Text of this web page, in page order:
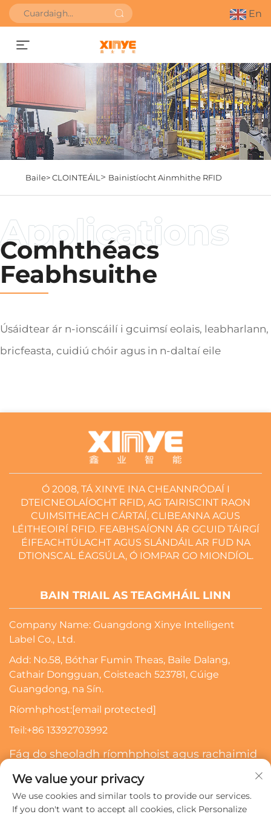
En
Faigh Uathbhreithniú
Baile>CLOINTEÁIL > Bainistíocht Ainmhithe RFID
Comhthéacs
Feabhsuithe
Úsáidtear ár n-ionscáilí i gcuimsí eolais, leabharlann,
bricfeasta, cuidiú chóir agus in n-daltaí eile
Ó 2008, TÁ XINYE INA CHEANNRÓDAÍ I
DTEICNEOLAÍOCHT RFID, AG TAIRISCINT RAON
CUIMSITHEACH CÁRTAÍ, CLIBEANNA AGUS
LÉITHEOIRÍ RFID. FEABHSAÍONN ÁR GCUID TÁIRGÍ
ÉIFEACHTÚLACHT AGUS SLÁNDÁIL AR FUD NA
DTIONSCAL ÉAGSÚLA, Ó IOMPAR GO MIONDÍOL.
BAIN TRIAIL AS TEAGMHÁIL LINN
Company Name: Guangdong Xinye Intelligent
Label Co., Ltd.
Add: No.58, Bóthar Fumin Theas, Baile Dalang,
Cathair Dongguan, Coisteach 523781, Cúige
Guangdong, na Sín.
Ríomhphost:[email protected]
Teil:+86 13392703992
Fág do sheoladh ríomhphoist agus rachaimid
Scriosadh
We value your privacy
We use cookies and similar tools to provide our services.
If you don't want to accept all cookies, click Personalize